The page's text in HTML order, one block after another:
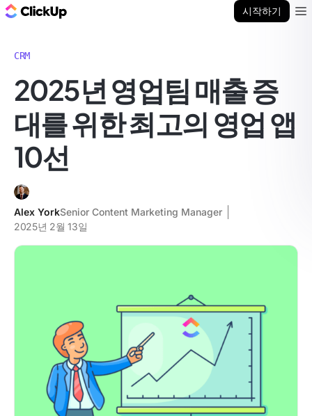
시작하기
CRM
2025년 영업팀 매출 증
대를 위한 최고의 영업 앱
10선
Alex YorkSenior Content Marketing Manager
2025년 2월 13일